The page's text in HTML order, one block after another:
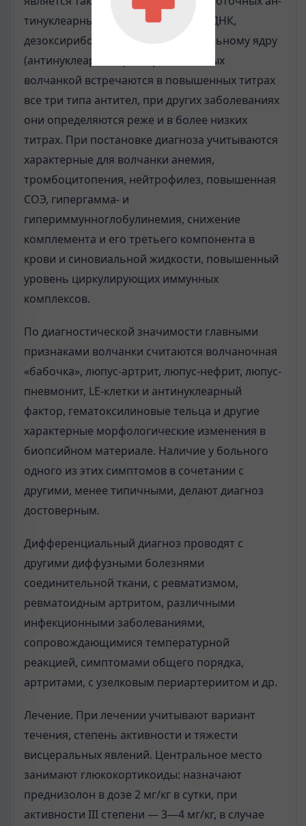
тинуклеарных антител к нативной ДНК,
дезоксирибо-нуклеопротеиду и цельному ядру
(антинуклеарный фактор). У больных
волчанкой встречаются в повышенных титрах
все три типа антител, при других заболеваниях
они определяются реже и в более низких
титрах. При постановке диагноза учитываются
характерные для волчанки анемия,
тромбоцитопения, нейтрофилез, повышенная
СОЭ, гипергамма- и
гипериммунноглобулинемия, снижение
комплемента и его третьего компонента в
крови и синовиальной жидкости, повышенный
уровень циркулирующих иммунных
комплексов.
По диагностической значимости главными
признаками волчанки считаются волчаночная
«бабочка», люпус-артрит, люпус-нефрит, люпус-
пневмонит, LE-клетки и антинуклеарный
фактор, гематоксилиновые тельца и другие
характерные морфологические изменения в
биопсийном материале. Наличие у больного
одного из этих симптомов в сочетании с
другими, менее типичными, делают диагноз
достоверным.
Дифференциальный диагноз проводят с
другими диффузными болезнями
соединительной ткани, с ревматизмом,
ревматоидным артритом, различными
инфекционными заболеваниями,
сопровождающимися температурной
реакцией, симптомами общего порядка,
артритами, с узелковым периартериитом и др.
Лечение. При лечении учитывают вариант
течения, степень активности и тяжести
висцеральных явлений. Центральное место
занимают глюкокортикоиды: назначают
преднизолон в дозе 2 мг/кг в сутки, при
активности III степени — 3—4 мг/кг, в случае